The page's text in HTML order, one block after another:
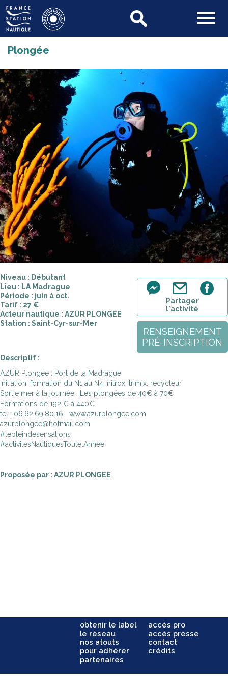
Plongée
Niveau : Débutant
Lieu : LA Madrague
Période : juin à oct.
Tarif : 27 €
Acteur nautique : AZUR PLONGEE
Station : Saint-Cyr-sur-Mer
Partager
l'activité
RENSEIGNEMENT
PRÉ-INSCRIPTION
Descriptif :
AZUR Plongée : Port de la Madrague
Initiation, formation du N1 au N4, nitrox, trimix, recycleur
Sortie mer à la journée : Les plongées de 40€ à 70€
Formations de 192 € à 440€
tel : 06.62.69.80.16 www.azurplongee.com
azurplongee@hotmail.com
#lepleindesensations
#activitesNautiquesToutelAnnee
Proposée par : AZUR PLONGEE
obtenir le label
le réseau
nos atouts
pour adhérer
partenaires
accès pro
accès presse
contact
crédits